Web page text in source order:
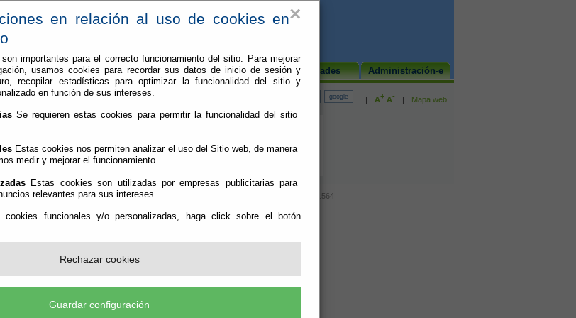
×
en relación al uso de cookies en
son importantes para el correcto funcionamiento del sitio. Para mejorar
usamos cookies para recordar sus datos de inicio de sesión y
recopilar estadísticas para optimizar la funcionalidad del sitio y
en función de sus intereses.
Se requieren estas cookies para permitir la funcionalidad del sitio
Estas cookies nos permiten analizar el uso del Sitio web, de manera
medir y mejorar el funcionamiento.
Estas cookies son utilizadas por empresas publicitarias para
relevantes para sus intereses.
funcionales y/o personalizadas, haga click sobre el botón
Rechazar cookies
Guardar configuración
El Instituto Actividades Administración-e
| A+ A- | Mapa web
5400005-D)- Calle/ Rambla Alfareros, 21 2º. 04071 Almería - Telef. 950211464 Fax: 950211564